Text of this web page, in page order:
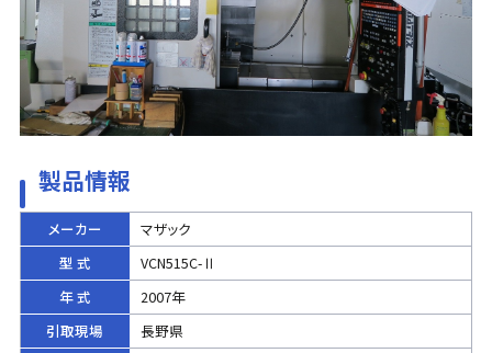
製品情報
メーカー
マザック
型 式
VCN515C-Ⅱ
年 式
2007年
引取現場
長野県